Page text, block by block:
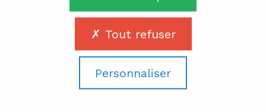
Tout refuser
Personnaliser
Identification des blessés
En cas d’urgence, les couleurs de bracelets
permettent de prioriser les soins : rouge pour cas
critique, orange pour modéré, vert pour léger. Un gain
de temps vital pour les secours.